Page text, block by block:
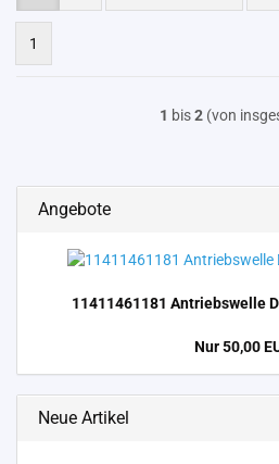
1
1 bis2(von
Angebote
11411461181 An­triebs­wel­le
Nur 50,00
Neue Artikel